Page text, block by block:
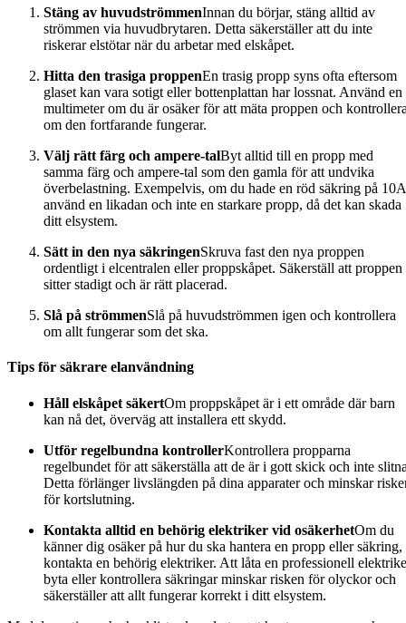
Stäng av huvudströmmenInnan du börjar, stäng alltid av
strömmen via huvudbrytaren. Detta säkerställer att du inte
riskerar elstötar när du arbetar med elskåpet.
Hitta den trasiga proppenEn trasig propp syns ofta eftersom
glaset kan vara sotigt eller bottenplattan har lossnat. Använd en
multimeter om du är osäker för att mäta proppen och
om den fortfarande fungerar.
Välj rätt färg och ampere-talByt alltid till en propp med
samma färg och ampere-tal som den gamla för att undvika
överbelastning. Exempelvis, om du hade en röd säkring på
använd en likadan och inte en starkare propp, då det kan skada
ditt elsystem.
Sätt in den nya säkringenSkruva fast den nya proppen
ordentligt i elcentralen eller proppskåpet. Säkerställ att proppen
sitter stadigt och är rätt placerad.
Slå på strömmenSlå på huvudströmmen igen och kontrollera
om allt fungerar som det ska.
Tips för säkrare elanvändning
Håll elskåpet säkertOm proppskåpet är i ett område där barn
kan nå det, överväg att installera ett skydd.
Utför regelbundna kontrollerKontrollera propparna
regelbundet för att säkerställa att de är i gott skick och inte
Detta förlänger livslängden på dina apparater och minskar
för kortslutning.
Kontakta alltid en behörig elektriker vid osäkerhetOm du
känner dig osäker på hur du ska hantera en propp eller säkring,
kontakta en behörig elektriker. Att låta en professionell
byta eller kontrollera säkringar minskar risken för olyckor och
säkerställer att allt fungerar korrekt i ditt elsystem.